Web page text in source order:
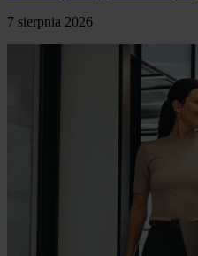
7 sierpnia 2026